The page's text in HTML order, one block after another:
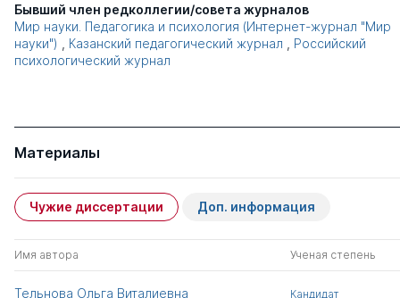
Бывший член редколлегии/совета журналов
Мир науки. Педагогика и психология (Интернет-журнал "Мир
науки")
Казанский педагогический журнал
Российский
психологический журнал
Материалы
Чужие диссертации Доп. информация
Имя автора Ученая степень
Тельнова Ольга Виталиевна
Кандидат